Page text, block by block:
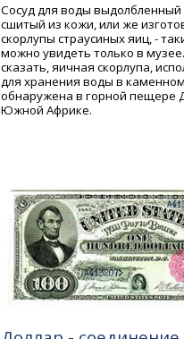
Сосуд для воды выдолбленный
сшитый из кожи, или же
скорлупы страусиных яиц, -
можно увидеть только в
сказать, яичная скорлупа,
для хранения воды в
обнаружена в горной пещере
Южной Африке.